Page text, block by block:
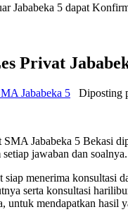
Jababeka 5 dapat
Privat
Jababeka 5 Diposting
Jababeka 5 Bekasi
jawaban dan soalnya.
siap menerima konsultasi
serta konsultasi
untuk mendapatkan